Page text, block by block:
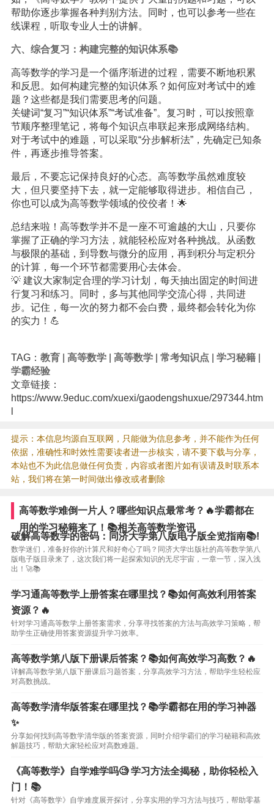
帮助你逐步掌握各种判别方法。同时，也可以参考一些在
线课程，听取专业人士的讲解。
六、综合复习：构建完整的知识体系📚
高等数学的学习是一个循序渐进的过程，需要不断地积累
和反思。如何构建完整的知识体系？如何应对考试中的难
题？这些都是我们需要思考的问题。
关键词“复习”“知识体系”“考试准备”。复习时，可以按照章
节顺序整理笔记，将每个知识点串联起来形成网络结构。
对于考试中的难题，可以采取“分步解析法”，先确定已知条
件，再逐步推导答案。
最后，不要忘记保持良好的心态。高等数学虽然难度较
大，但只要坚持下去，就一定能够取得进步。相信自己，
你也可以成为高等数学领域的佼佼者！🌟
总结来啦！高等数学并不是一座不可逾越的大山，只要你
掌握了正确的学习方法，就能轻松应对各种挑战。从函数
与极限的基础，到导数与微分的应用，再到积分与定积分
的计算，每一个环节都需要用心去体会。
💡 建议大家制定合理的学习计划，每天抽出固定的时间进
行复习和练习。同时，多与其他同学交流心得，共同进
步。记住，每一次的努力都不会白费，最终都会转化为你
的实力！💪
TAG： 教育| 高等数学| 高等数学| 常考知识点 学习秘籍|
学霸经验
文章链接：
https://www.9educ.com/xuexi/gaodengshuxue/297344.htm
提示：本信息均源自互联网，只能做为信息参考，并不能作为任何
依据，准确性和时效性需要读者进一步核实，请不要下载与分享，
本站也不为此信息做任何负责，内容或者图片如有误请及时联系本
站，我们将在第一时间做出修改或者删除
高等数学难倒一片人？哪些知识点最常考？🔥学霸都在
用的学习秘籍来了！📚相关高等数学资讯
破解高等数学的密码：同济大学第八版电子版全览指南📚!
数学迷们，准备好你的计算尺和好奇心了吗？同济大学出版社的高等数学第八
版电子版目录来了，这次我们将一起探索知识的无尽宇宙，一章一节，深入浅
出！🚀📚
学习通高等数学上册答案在哪里找？📚如何高效利用答案
资源？🔥
针对学习通高等数学上册答案需求，分享寻找答案的方法与高效学习策略，帮
助学生正确使用答案资源提升学习效率。
高等数学第八版下册课后答案？📚如何高效学习高数？🔥
详解高等数学第八版下册课后习题答案，分享高效学习方法，帮助学生轻松应
对高数挑战。
高等数学清华版答案在哪里找？📚学霸都在用的学习神器
✨
分享如何找到高等数学清华版的答案资源，同时介绍学霸们的学习秘籍和高效
解题技巧，帮助大家轻松应对高数难题。
《高等数学》自学难学吗🧐 学习方法全揭秘，助你轻松入
门！📚
针对《高等数学》自学难度展开探讨，分享实用的学习方法与技巧，帮助零基